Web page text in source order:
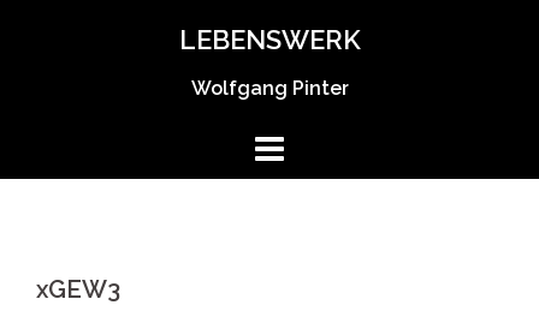
LEBENSWERK
Wolfgang Pinter
xGEW3